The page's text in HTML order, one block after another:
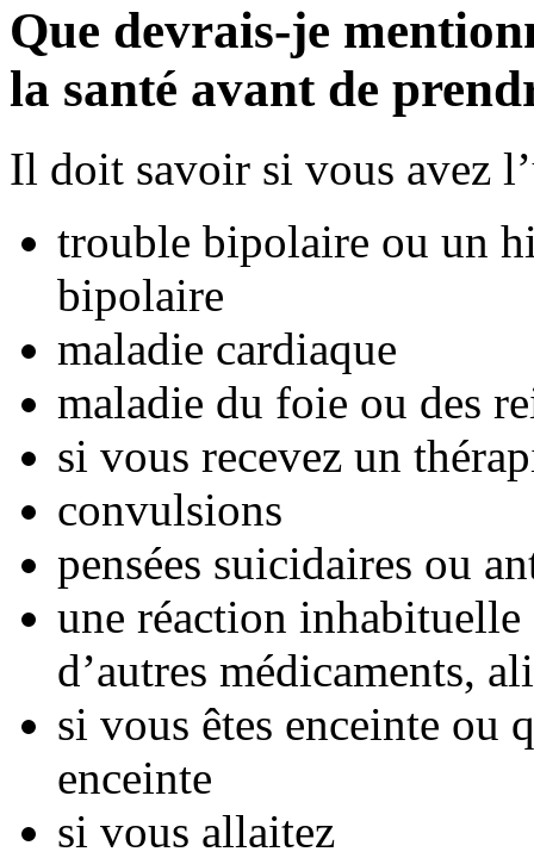
Que devrais-je
la santé avant de
Il doit savoir si vous avez
trouble bipolaire ou un
bipolaire
maladie cardiaque
maladie du foie ou des
si vous recevez un
convulsions
pensées suicidaires ou
une réaction
d’autres médicaments,
si vous êtes enceinte ou
enceinte
si vous allaitez